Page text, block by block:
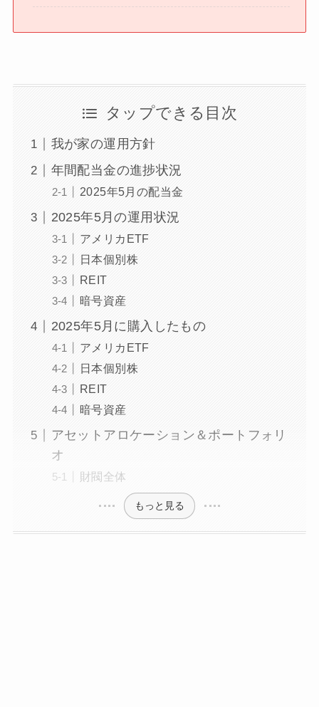
タップできる目次
我が家の運用方針
年間配当金の進捗状況
2025年5月の配当金
2025年5月の運用状況
アメリカETF
日本個別株
REIT
暗号資産
2025年5月に購入したもの
アメリカETF
日本個別株
REIT
暗号資産
アセットアロケーション＆ポートフォリ
オ
財閥全体
もっと見る